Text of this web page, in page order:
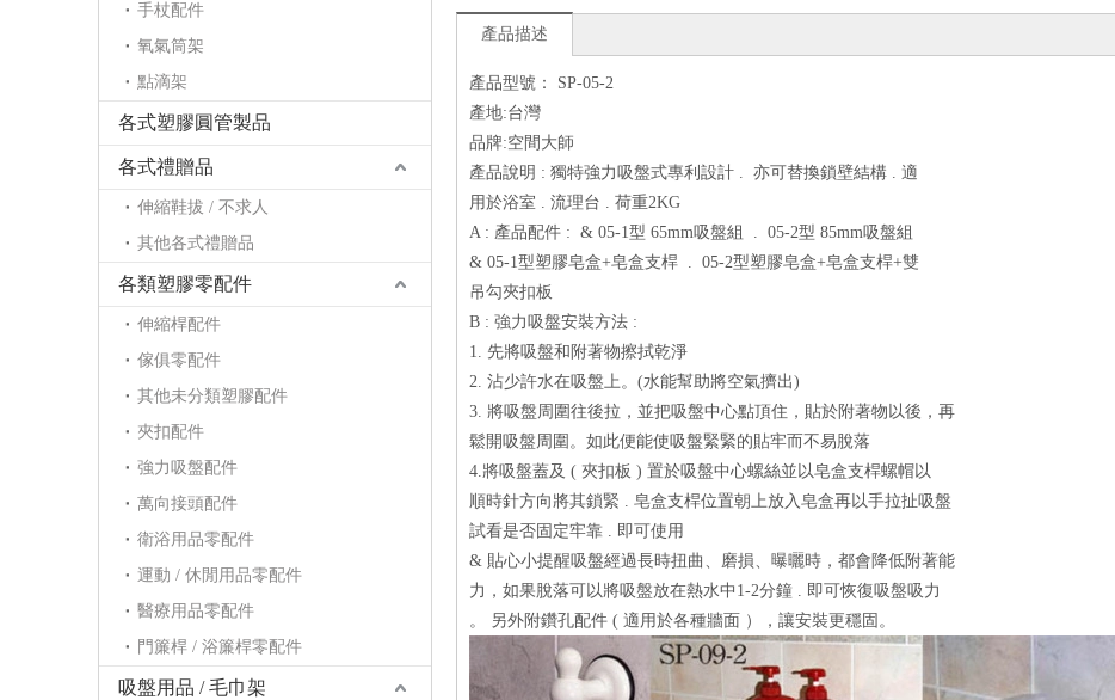
手杖配件
氧氣筒架
點滴架
各式塑膠圓管製品
各式禮贈品
伸縮鞋拔 / 不求人
其他各式禮贈品
各類塑膠零配件
伸縮桿配件
傢俱零配件
其他未分類塑膠配件
夾扣配件
強力吸盤配件
萬向接頭配件
衛浴用品零配件
運動 / 休閒用品零配件
醫療用品零配件
門簾桿 / 浴簾桿零配件
吸盤用品 / 毛巾架
產品描述
產品型號： SP-05-2
產地:台灣
品牌:空間大師
產品說明 : 獨特強力吸盤式專利設計 . 亦可替換鎖壁結構 . 適
用於浴室 . 流理台 . 荷重2KG
A : 產品配件 : & 05-1型 65mm吸盤組 . 05-2型 85mm吸盤組
& 05-1型塑膠皂盒+皂盒支桿 . 05-2型塑膠皂盒+皂盒支桿+雙
吊勾夾扣板
B : 強力吸盤安裝方法 :
1. 先將吸盤和附著物擦拭乾淨
2. 沾少許水在吸盤上。(水能幫助將空氣擠出)
3. 將吸盤周圍往後拉，並把吸盤中心點頂住，貼於附著物以後，再
鬆開吸盤周圍。如此便能使吸盤緊緊的貼牢而不易脫落
4.將吸盤蓋及 ( 夾扣板 ) 置於吸盤中心螺絲並以皂盒支桿螺帽以
順時針方向將其鎖緊 . 皂盒支桿位置朝上放入皂盒再以手拉扯吸盤
試看是否固定牢靠 . 即可使用
& 貼心小提醒吸盤經過長時扭曲、磨損、曝曬時，都會降低附著能
力，如果脫落可以將吸盤放在熱水中1-2分鐘 . 即可恢復吸盤吸力
。 另外附鑽孔配件 ( 適用於各種牆面 ），讓安裝更穩固。